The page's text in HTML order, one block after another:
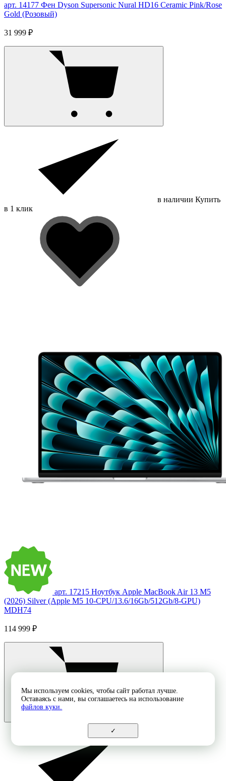
арт. 14177 Фен Dyson Supersonic Nural HD16 Ceramic Pink/Rose
Gold (Розовый)
31 999 ₽
в наличии Купить
в 1 клик
арт. 17215 Ноутбук Apple MacBook Air 13 M5
(2026) Silver (Apple M5 10-CPU/13.6/16Gb/512Gb/8-GPU)
MDH74
114 999 ₽
Мы используем cookies, чтобы сайт работал лучше.
Оставаясь с нами, вы соглашаетесь на использование
файлов куки.
✓